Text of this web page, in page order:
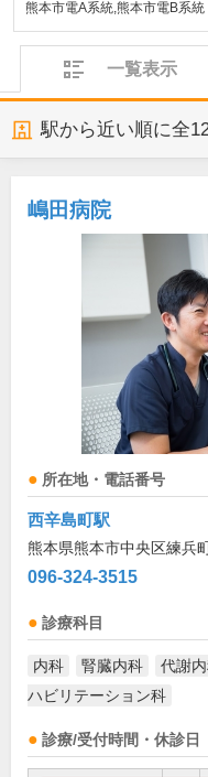
熊本市電A系統,熊本市電B系統
一覧表示
駅から近い順に全
嶋田病院
所在地・電話番号
西辛島町駅
熊本県熊本市中央区練兵
096-324-3515
診療科目
内科 腎臓内科 代謝
ハビリテーション科
診療/受付時間・休診日